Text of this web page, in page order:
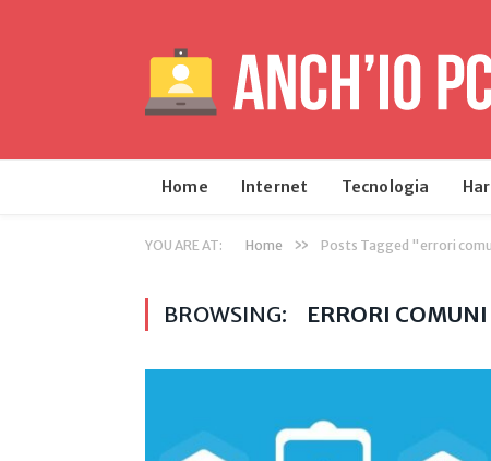
Home Internet Tecnologia
YOU ARE AT: Home » Posts Tagged "errori
BROWSING: ERRORI COMUNI